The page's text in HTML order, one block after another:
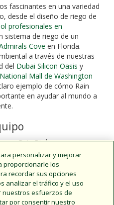
fascinantes en una variedad
desde el diseño de riego de
profesionales en
sistema de riego de un
Cove en Florida.
a través de nuestras
del Dubai Silicon Oasis y
National Mall de Washington
ejemplo de cómo Rain
en ayudar al mundo a
en Rain Bird y creemos en
de todos en nuestras
formar parte de nuestro
para consultar nuestras
personalizar y mejorar
proporcionarle los
recordar sus opciones
analizar el tráfico y el uso
nuestros esfuerzos de
por consentir nuestro